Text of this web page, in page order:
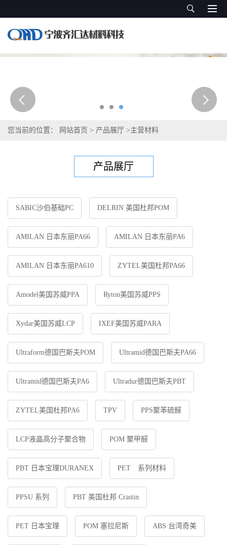
您当前的位置： 网站首页 > 产品展厅 >主营材料
产品展厅
SABIC沙伯基础PC DELRIN 美国杜邦POM
AMILAN 日本东丽PA66 AMILAN 日本东丽PA6
AMILAN 日本东丽PA610 ZYTEL美国杜邦PA66
Amodel美国苏威PPA Ryton美国苏威PPS
Xydar美国苏威LCP IXEF美国苏威PARA
Ultraform德国巴斯夫POM Ultramid德国巴斯夫PA66
Ultramid德国巴斯夫PA6 Ultradur德国巴斯夫PBT
ZYTEL美国杜邦PA6 TPV PPS聚苯硫醛
LCP液晶高分子聚合物 POM 聚甲醛
PBT 日本宝理DURANEX PET 系列材料
PPSU 系列 PBT 美国杜邦 Crastin
PET 日本宝理 POM 塞拉尼斯 ABS 台湾奇美